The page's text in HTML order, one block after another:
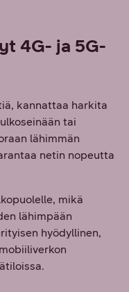
4G- ja 5G-
kannattaa harkita
tai
lähimmän
netin nopeutta
mikä
lähimpään
hyödyllinen,